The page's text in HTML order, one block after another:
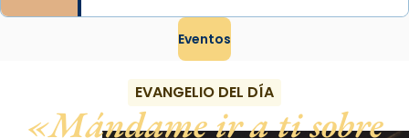
Eventos
EVANGELIO DEL DÍA
Mándame ir a ti sobre